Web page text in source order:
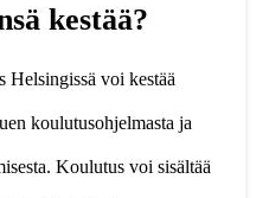
kestää?
voi kestää
koulutusohjelmasta ja
Koulutus voi sisältää